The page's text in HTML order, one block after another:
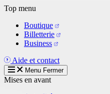
Aller
contenu
principal
Top menu
Boutique
Billetterie
Business
Aide et contact
Menu Fermer
Mises en avant